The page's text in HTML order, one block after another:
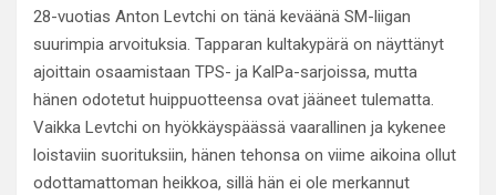
28-vuotias Anton Levtchi on tänä keväänä SM-liigan
suurimpia arvoituksia. Tapparan kultakypärä on näyttänyt
ajoittain osaamistaan TPS- ja KalPa-sarjoissa, mutta
hänen odotetut huippuotteensa ovat jääneet tulematta.
Vaikka Levtchi on hyökkäyspäässä vaarallinen ja kykenee
loistaviin suorituksiin, hänen tehonsa on viime aikoina ollut
odottamattoman heikkoa, sillä hän ei ole merkannut